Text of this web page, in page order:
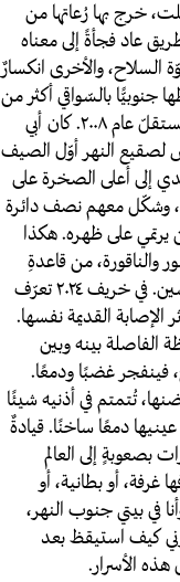
خرج بها رُعاتها من
عاد فجأةً إلى معناه
السلاح، والأخرى انكسارٌ
جنوبيًّا بالسّواقي أكثر من
البحر، وفي المرة الأولى التي سبحتُ فيها بشكلٍ مستقلّ عام ٢٠٠٨. كان أبي
لصقيع النهر أوّل الصيف
إلى أعلى الصخرة على
وشكّل معهم نصف دائرة
يرتمي على ظهره. هكذا
والناقورة، من قاعدةِ
أنّني لن أغرق ببعضِ مجهودي وكثيرِ ثقتي بالحارسين. في خريف ٢٠٢٤ تعرّف
القديمة نفسها.
الفاصلة بينه وبين
فينفجر غضبًا ودمعًا.
تُتمتم في أذنيه شيئًا
دمعًا ساخنًا. قيادةٌ
بصعوبةٍ إلى العالم
غرفة، أو بطانية، أو
في بيتي جنوب النهر،
كيف استيقظ بعد
هذه الأسرار.